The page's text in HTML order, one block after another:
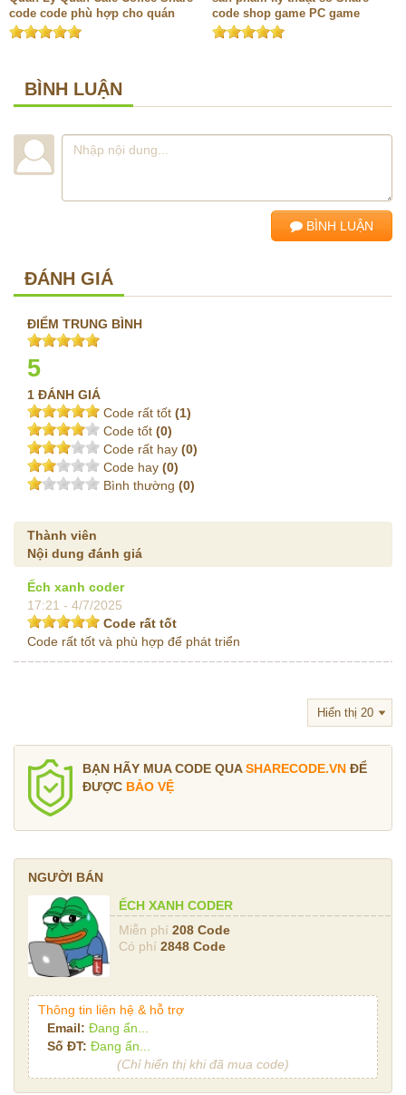
code code phù hợp cho quán
cafe Coffee trà sữa đồ uống
code shop game PC game
console game mobile game
BÌNH LUẬN
BÌNH LUẬN
ĐÁNH GIÁ
ĐIỂM TRUNG BÌNH
5
1 ĐÁNH GIÁ
Code rất tốt (1)
Code tốt (0)
Code rất hay (0)
Code hay (0)
Bình thường (0)
Thành viên
Nội dung đánh giá
Ếch xanh coder
17:21 - 4/7/2025
Code rất tốt
Code rất tốt và phù hợp để phát triển
BẠN HÃY MUA CODE QUASHARECODE.VN ĐỂ
ĐƯỢC BẢO VỆ
NGƯỜI BÁN
ẾCH XANH CODER
Miễn phí 208 Code
Có phí 2848 Code
Thông tin liên hệ & hỗ trợ
Email: Đang ẩn...
Số ĐT: Đang ẩn...
(Chỉ hiển thị khi đã mua code)